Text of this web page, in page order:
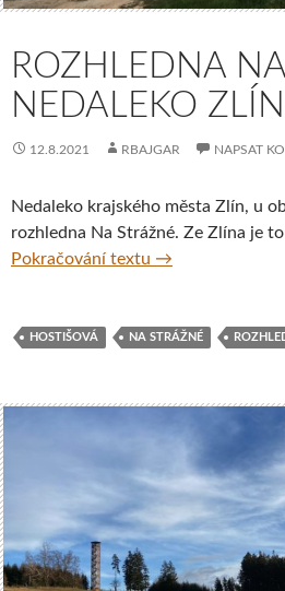
ROZHLEDNA
NEDALEKO
12.8.2021 RBAJGAR NAPSAT
Nedaleko krajského města Zlín, u
rozhledna Na Strážné. Ze Zlína je
Pokračování textu Rozhledna Na
→
HOSTIŠOVÁ NA STRÁŽNÉ